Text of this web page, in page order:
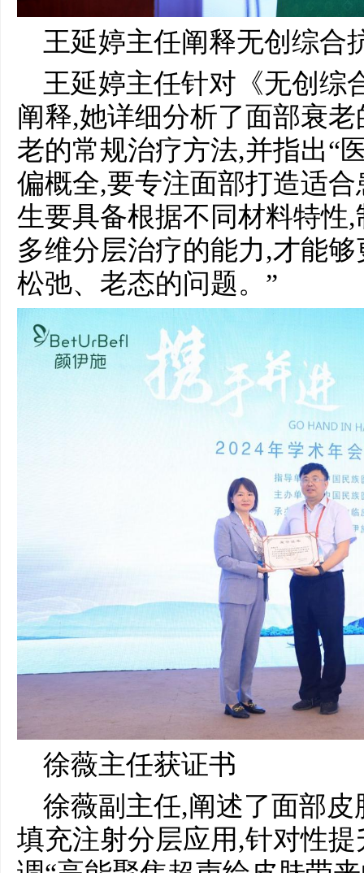
王延婷主任阐释无创综合
王延婷主任针对《无创综
阐释,她详细分析了面部衰
老的常规治疗方法,并指出“
偏概全,要专注面部打造适
生要具备根据不同材料特性
多维分层治疗的能力,才能
松弛、老态的问题。”
徐薇主任获证书
徐薇副主任,阐述了面部
填充注射分层应用,针对性